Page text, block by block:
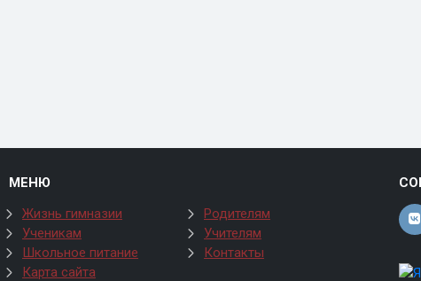
МЕНЮ
Жизнь гимназии
Родителям
Ученикам
Учителям
Школьное питание
Контакты
Карта сайта